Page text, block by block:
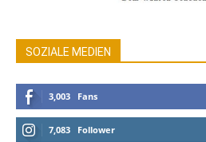
SOZIALE MEDIEN
3,003 Fans
7,083 Follower